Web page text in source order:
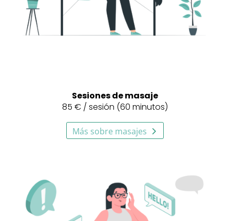
Sesiones de masaje
85 € /sesión (60 minutos)
Más sobre masajes